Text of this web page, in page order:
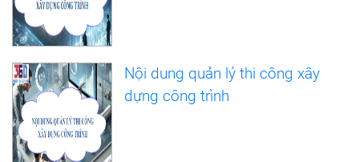
Nội dung quản lý thi công xây
dựng công trình